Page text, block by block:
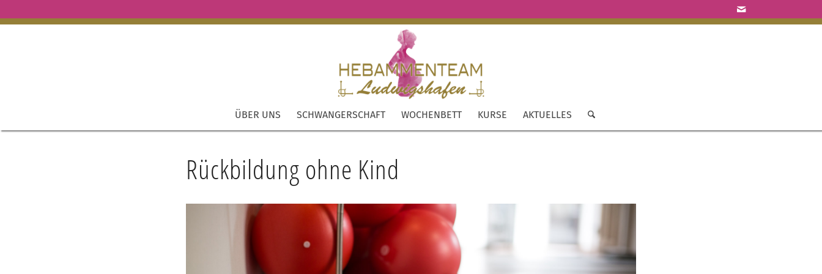
ÜBER UNS SCHWANGERSCHAFT WOCHENBETT KURSE AKTUELLES
Rückbildung ohne Kind